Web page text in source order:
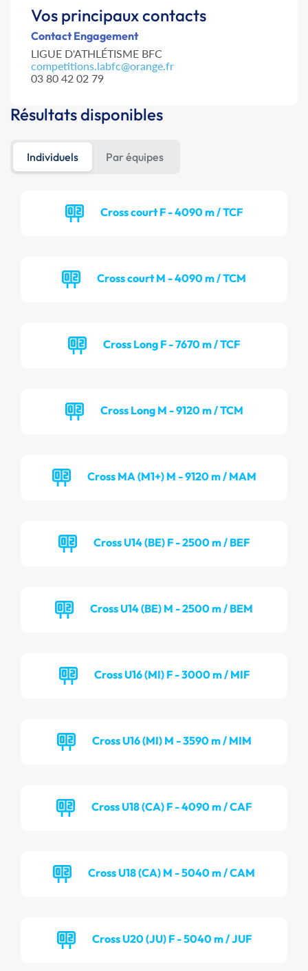
Vos principaux contacts
Contact Engagement
LIGUE D'ATHLÉTISME BFC
competitions.labfc@orange.fr
03 80 42 02 79
Résultats disponibles
Individuels Par équipes
Cross court F - 4090 m / TCF
Cross court M - 4090 m / TCM
Cross Long F - 7670 m / TCF
Cross Long M - 9120 m / TCM
Cross MA (M1+) M - 9120 m / MAM
Cross U14 (BE) F - 2500 m / BEF
Cross U14 (BE) M - 2500 m / BEM
Cross U16 (MI) F - 3000 m / MIF
Cross U16 (MI) M - 3590 m / MIM
Cross U18 (CA) F - 4090 m / CAF
Cross U18 (CA) M - 5040 m / CAM
Cross U20 (JU) F - 5040 m / JUF